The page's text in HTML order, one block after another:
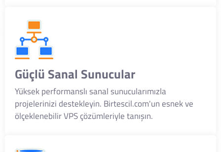
Güçlü Sanal Sunucular
Yüksek performanslı sanal sunucularımızla
projelerinizi destekleyin. Birtescil.com'un esnek ve
ölçeklenebilir VPS çözümleriyle tanışın.